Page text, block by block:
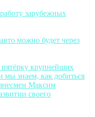
зарубежных
можно будет через
крупнейших
мы знаем, как добиться
Максим
своего